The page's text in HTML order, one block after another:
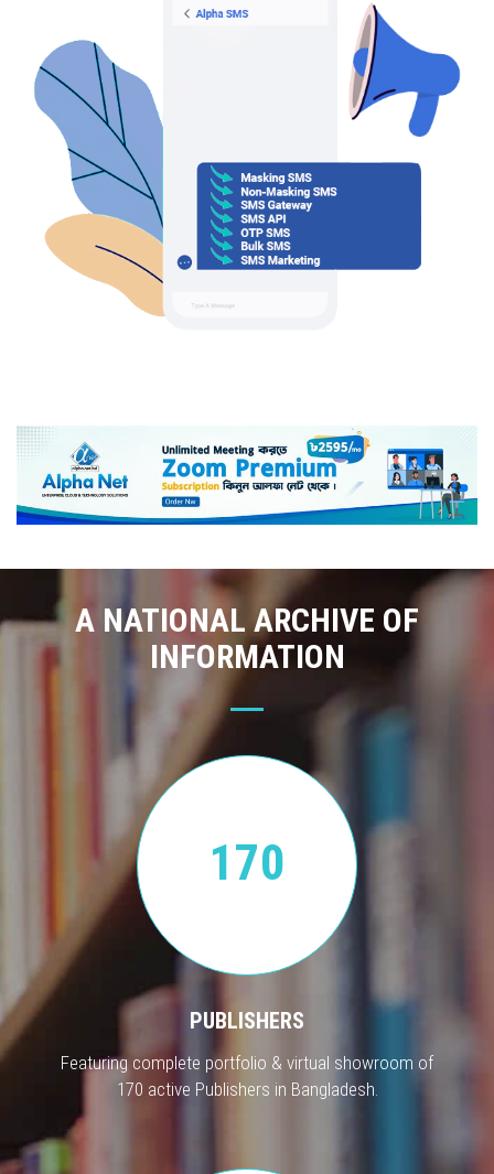
A NATIONAL ARCHIVE OF
INFORMATION
170
PUBLISHERS
Featuring complete portfolio & virtual showroom of
170 active Publishers in Bangladesh.